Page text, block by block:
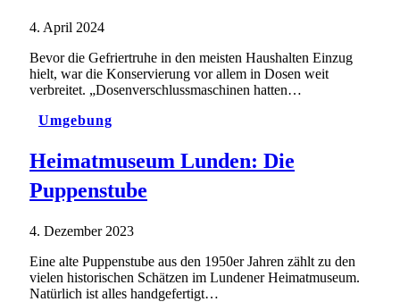
4. April 2024
Bevor die Gefriertruhe in den meisten Haushalten Einzug
hielt, war die Konservierung vor allem in Dosen weit
verbreitet. „Dosenverschlussmaschinen hatten…
Umgebung
Heimatmuseum Lunden: Die
Puppenstube
4. Dezember 2023
Eine alte Puppenstube aus den 1950er Jahren zählt zu den
vielen historischen Schätzen im Lundener Heimatmuseum.
Natürlich ist alles handgefertigt…